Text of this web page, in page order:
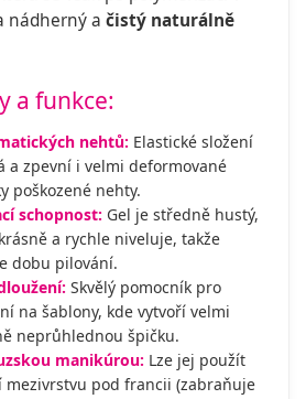
nádherný a čistý naturálně
a funkce:
nehtů: Elastické složení
a zpevní i velmi deformované
poškozené nehty.
schopnost: Gel je středně hustý,
a rychle niveluje, takže
dobu pilování.
Skvělý pomocník pro
na šablony, kde vytvoří velmi
neprůhlednou špičku.
manikúrou: Lze jej použít
mezivrstvu pod francii (zabraňuje